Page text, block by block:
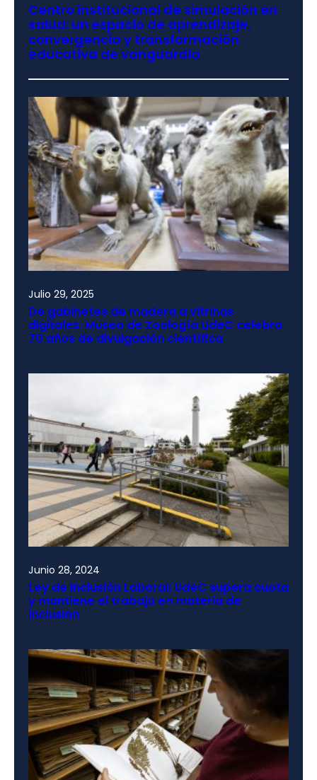
Centro institucional de simulación en
salud: un espacio de aprendizaje,
convergencia y transformación
educativa de vanguardia
Julio 29, 2025
De gabinetes de madera a vitrinas
digitales: Museo de Zoología UdeC celebra
70 años de divulgación científica
Junio 28, 2024
Ley de Inclusión Laboral: UdeC supera cuota
y mantiene el trabajo en materia de
inclusión